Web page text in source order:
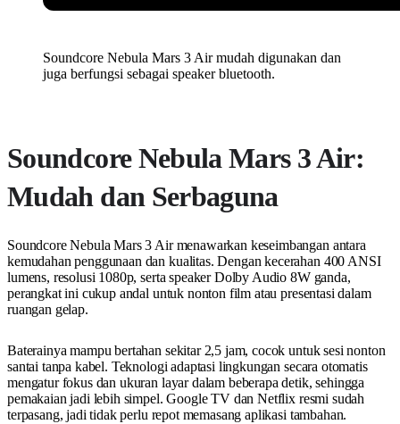
Soundcore Nebula Mars 3 Air mudah digunakan dan
juga berfungsi sebagai speaker bluetooth.
Soundcore Nebula Mars 3 Air:
Mudah dan Serbaguna
Soundcore Nebula Mars 3 Air menawarkan keseimbangan antara
kemudahan penggunaan dan kualitas. Dengan kecerahan 400 ANSI
lumens, resolusi 1080p, serta speaker Dolby Audio 8W ganda,
perangkat ini cukup andal untuk nonton film atau presentasi dalam
ruangan gelap.
Baterainya mampu bertahan sekitar 2,5 jam, cocok untuk sesi nonton
santai tanpa kabel. Teknologi adaptasi lingkungan secara otomatis
mengatur fokus dan ukuran layar dalam beberapa detik, sehingga
pemakaian jadi lebih simpel. Google TV dan Netflix resmi sudah
terpasang, jadi tidak perlu repot memasang aplikasi tambahan.